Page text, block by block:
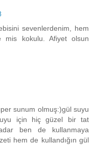
sevenlerdenim, hem
kokulu. Afiyet olsun
sunum olmuş:)gül suyu
için hiç güzel bir tat
ben de kullanmaya
hem de kullandığın gül